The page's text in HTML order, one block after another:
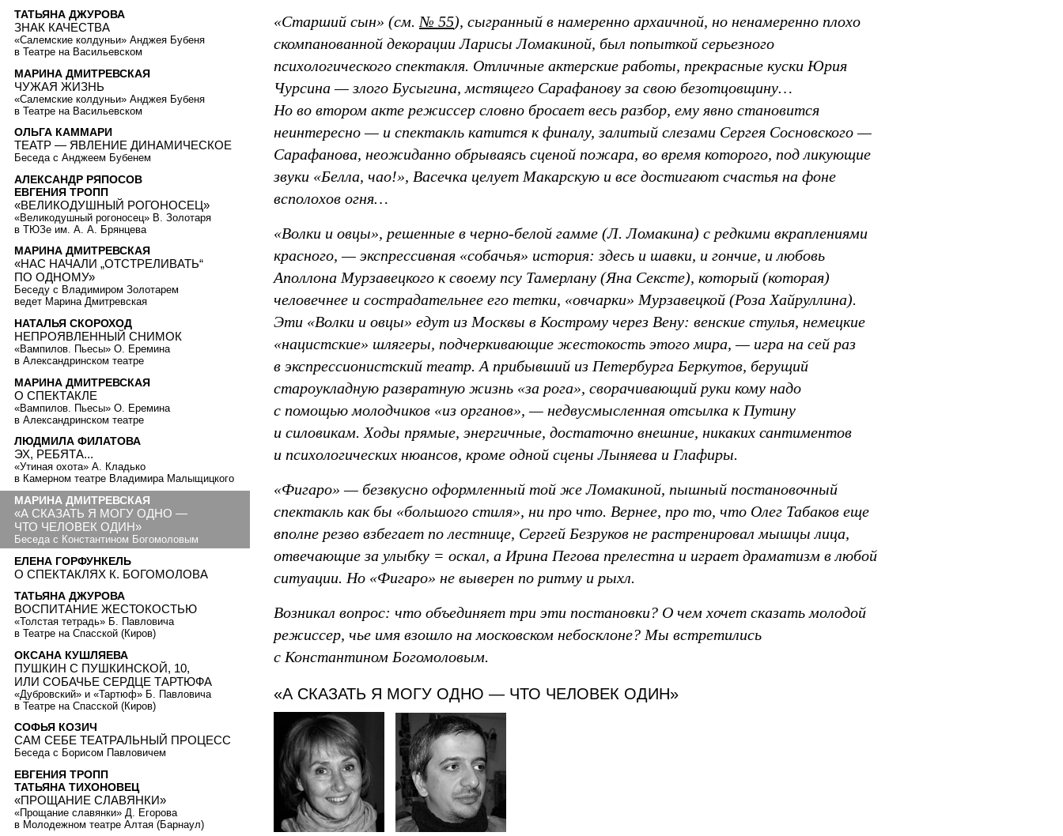
«Старший сын» (см. № 55), сыгранный в намеренно архаичной, но ненамеренно плохо
скомпанованной декорации Ларисы Ломакиной, был попыткой серьезного
психологического спектакля. Отличные актерские работы, прекрасные куски Юрия
Чурсина — злого Бусыгина, мстящего Сарафанову за свою безотцовщину…
Но во втором акте режиссер словно бросает весь разбор, ему явно становится
неинтересно — и спектакль катится к финалу, залитый слезами Сергея Сосновского —
Сарафанова, неожиданно обрываясь сценой пожара, во время которого, под ликующие
звуки «Белла, чао!», Васечка целует Макарскую и все достигают счастья на фоне
всполохов огня…
«Волки и овцы», решенные в черно-белой гамме (Л. Ломакина) с редкими вкраплениями
красного, — экспрессивная «собачья» история: здесь и шавки, и гончие, и любовь
Аполлона Мурзавецкого к своему псу Тамерлану (Яна Сексте), который (которая)
человечнее и сострадательнее его тетки, «овчарки» Мурзавецкой (Роза Хайруллина).
Эти «Волки и овцы» едут из Москвы в Кострому через Вену: венские стулья, немецкие
«нацистские» шлягеры, подчеркивающие жестокость этого мира, — игра на сей раз
в экспрессионистский театр. А прибывший из Петербурга Беркутов, берущий
староукладную развратную жизнь «за рога», сворачивающий руки кому надо
с помощью молодчиков «из органов», — недвусмысленная отсылка к Путину
и силовикам. Ходы прямые, энергичные, достаточно внешние, никаких сантиментов
и психологических нюансов, кроме одной сцены Лыняева и Глафиры.
«Фигаро» — безвкусно оформленный той же Ломакиной, пышный постановочный
спектакль как бы «большого стиля», ни про что. Вернее, про то, что Олег Табаков еще
вполне резво взбегает по лестнице, Сергей Безруков не растренировал мышцы лица,
отвечающие за улыбку = оскал, а Ирина Пегова прелестна и играет драматизм в любой
ситуации. Но «Фигаро» не выверен по ритму и рыхл.
Возникал вопрос: что объединяет три эти постановки? О чем хочет сказать молодой
режиссер, чье имя взошло на московском небосклоне? Мы встретились
с Константином Богомоловым.
«А СКАЗАТЬ Я МОГУ ОДНО — ЧТО ЧЕЛОВЕК ОДИН»
ТАТЬЯНА ДЖУРОВА
ЗНАК КАЧЕСТВА
«Салемские колдуньи» Анджея Бубеня
в Театре на Васильевском
МАРИНА ДМИТРЕВСКАЯ
ЧУЖАЯ ЖИЗНЬ
«Салемские колдуньи» Анджея Бубеня
в Театре на Васильевском
ОЛЬГА КАММАРИ
ТЕАТР — ЯВЛЕНИЕ ДИНАМИЧЕСКОЕ
Беседа с Анджеем Бубенем
АЛЕКСАНДР РЯПОСОВ
ЕВГЕНИЯ ТРОПП
«ВЕЛИКОДУШНЫЙ РОГОНОСЕЦ»
«Великодушный рогоносец» В. Золотаря
в ТЮЗе им. А. А. Брянцева
МАРИНА ДМИТРЕВСКАЯ
«НАС НАЧАЛИ „ОТСТРЕЛИВАТЬ“
ПО ОДНОМУ»
Беседу с Владимиром Золотарем
ведет Марина Дмитревская
НАТАЛЬЯ СКОРОХОД
НЕПРОЯВЛЕННЫЙ СНИМОК
«Вампилов. Пьесы» О. Еремина
в Александринском театре
МАРИНА ДМИТРЕВСКАЯ
О СПЕКТАКЛЕ
«Вампилов. Пьесы» О. Еремина
в Александринском театре
ЛЮДМИЛА ФИЛАТОВА
ЭХ, РЕБЯТА...
«Утиная охота» А. Кладько
в Камерном театре Владимира Малыщицкого
МАРИНА ДМИТРЕВСКАЯ
«А СКАЗАТЬ Я МОГУ ОДНО —
ЧТО ЧЕЛОВЕК ОДИН»
Беседа с Константином Богомоловым
ЕЛЕНА ГОРФУНКЕЛЬ
О СПЕКТАКЛЯХ К. БОГОМОЛОВА
ТАТЬЯНА ДЖУРОВА
ВОСПИТАНИЕ ЖЕСТОКОСТЬЮ
«Толстая тетрадь» Б. Павловича
в Театре на Спасской (Киров)
ОКСАНА КУШЛЯЕВА
ПУШКИН С ПУШКИНСКОЙ, 10,
ИЛИ СОБАЧЬЕ СЕРДЦЕ ТАРТЮФА
«Дубровский» и «Тартюф» Б. Павловича
в Театре на Спасской (Киров)
СОФЬЯ КОЗИЧ
САМ СЕБЕ ТЕАТРАЛЬНЫЙ ПРОЦЕСС
Беседа с Борисом Павловичем
ЕВГЕНИЯ ТРОПП
ТАТЬЯНА ТИХОНОВЕЦ
«ПРОЩАНИЕ СЛАВЯНКИ»
«Прощание славянки» Д. Егорова
в Молодежном театре Алтая (Барнаул)